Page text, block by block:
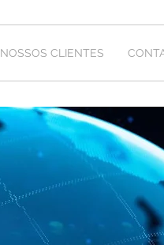
NOSSOS CLIENTES